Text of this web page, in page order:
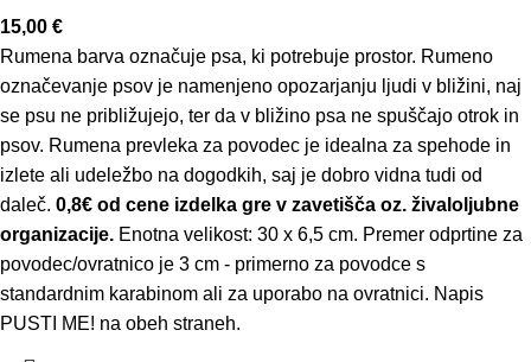
15,00 €
Rumena barva označuje psa, ki potrebuje prostor. Rumeno
označevanje psov je namenjeno opozarjanju ljudi v bližini, naj
se psu ne približujejo, ter da v bližino psa ne spuščajo otrok in
psov. Rumena prevleka za povodec je idealna za spehode in
izlete ali udeležbo na dogodkih, saj je dobro vidna tudi od
daleč. 0,8€ od cene izdelka gre v zavetišča oz. živaloljubne
organizacije. Enotna velikost: 30 x 6,5 cm. Premer odprtine za
povodec/ovratnico je 3 cm - primerno za povodce s
standardnim karabinom ali za uporabo na ovratnici. Napis
PUSTI ME! na obeh straneh.